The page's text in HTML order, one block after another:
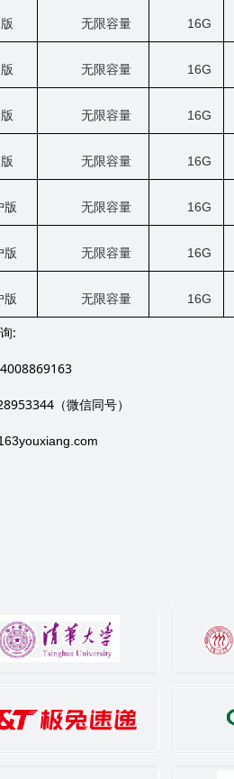
无限容量 16G
无限容量 16G
无限容量 16G
无限容量 16G
版 无限容量 16G
版 无限容量 16G
版 无限容量 16G
:
4008869163
（微信同号）